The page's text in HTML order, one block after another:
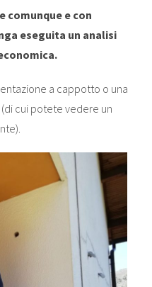
comunque e con
eseguita un analisi
a cappotto o una
cui potete vedere un